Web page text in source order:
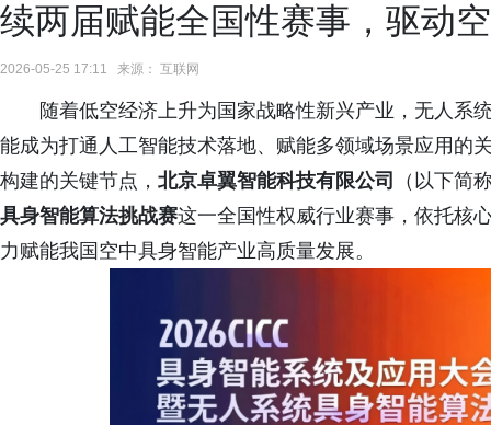
续两届赋能全国性赛事，驱动
2026-05-25 17:11 来源： 互联网
随着低空经济上升为国家战略性新兴产业，无人系
能成为打通人工智能技术落地、赋能多领域场景应用的
构建的关键节点， 北京卓翼智能科技有限公司
（以下简
具身智能算法挑战赛这一全国性权威行业赛事，依托核
力赋能我国空中具身智能产业高质量发展。